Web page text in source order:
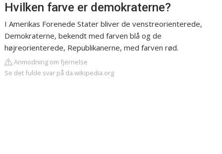
Hvilken farve er demokraterne?
I Amerikas Forenede Stater bliver de venstreorienterede,
Demokraterne, bekendt med farven blå og de
højreorienterede, Republikanerne, med farven rød.
Anmodning om fjernelse
Se det fulde svar på da.wikipedia.org